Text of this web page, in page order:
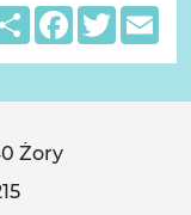
ShareFacebook
Twitter
Żory